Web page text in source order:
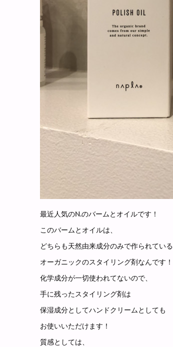
最近人気のN.のバームとオイルです！
このバームとオイルは、
どちらも天然由来成分のみで作られている
オーガニックのスタイリング剤なんです！
化学成分が一切使われてないので、
手に残ったスタイリング剤は
保湿成分としてハンドクリームとしても
お使いいただけます！
質感としては、